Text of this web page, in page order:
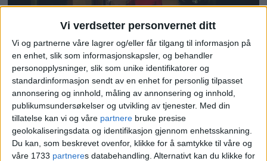
Vi verdsetter personvernet ditt
Vi og partnerne våre lagrer og/eller får tilgang til informasjon på
en enhet, slik som informasjonskapsler, og behandler
personopplysninger, slik som unike identifikatorer og
standardinformasjon sendt av en enhet for personlig tilpasset
annonsering og innhold, måling av annonsering og innhold,
publikumsundersøkelser og utvikling av tjenester. Med din
tillatelse kan vi og våre partnere bruke presise
geolokaliseringsdata og identifikasjon gjennom enhetsskanning.
Du kan, som beskrevet ovenfor, klikke for å samtykke til våre og
våre 1733 partneres databehandling. Alternativt kan du klikke for
Feil saksbehandling i kommunen.
Linda ved Pica Pica på
Jessenløkken får endelig åpne